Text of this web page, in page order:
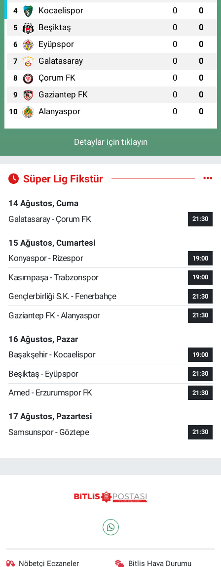
4 Kocaelispor 0 0
5 Beşiktaş 0 0
6 Eyüpspor 0 0
7 Galatasaray 0 0
8 Çorum FK 0 0
9 Gaziantep FK 0 0
10 Alanyaspor 0 0
Detaylar için tıklayın
Süper Lig Fikstür
14 Ağustos, Cuma
Galatasaray - Çorum FK
21:30
15 Ağustos, Cumartesi
Konyaspor - Rizespor
19:00
Kasımpaşa - Trabzonspor 19:00
Gençlerbirliği S.K. - Fenerbahçe 21:30
Gaziantep FK - Alanyaspor 21:30
16 Ağustos, Pazar
Başakşehir - Kocaelispor
19:00
Beşiktaş - Eyüpspor 21:30
Amed - Erzurumspor FK 21:30
17 Ağustos, Pazartesi
Samsunspor - Göztepe
21:30
Nöbetçi Eczaneler Bitlis Hava Durumu